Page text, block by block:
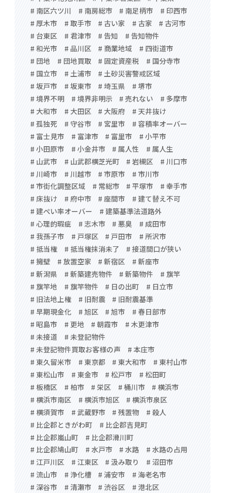
# 南区六ツ川
# 南房総市 # 南足柄市
# 印西市
# 厚木市
# 取手市 # 古い家 # 古家
# 古河市
# 台東区
# 君津市 # 告知
# 告知物件
# 和光市
# 品川区 # 商業地域
# 四街道市
# 団地
# 団地買取 # 固定資産税
# 国分寺市
# 国立市
# 土浦市
# 土砂災害警戒区域
# 坂戸市
# 坂東市 # 埼玉県
# 堺市
# 境界不明
# 境界非明示 # 売れない
# 多摩市
# 大和市
# 大田区 # 大阪府
# 天井抜け
# 孤独死
# 守谷市 # 宮里市
# 容積率オーバー
# 富士見市
# 富津市 # 富里市
# 小平市
# 小田原市
# 小金井市 # 属人性
# 属人生
# 山武市
# 山武郡横芝光町 # 岩槻区
# 川口市
# 川崎市
# 川越市 # 市原市
# 市川市
# 市街化調整区域
# 常総市 # 平塚市
# 幸手市
# 床抜け
# 府中市 # 座間市
# 建て替え不可
# 建ぺい率オーバー
# 建築基準法道路外
# 心理的瑕疵
# 志木市 # 悪臭
# 成田市
# 我孫子市
# 戸塚区 # 戸田市
# 所沢市
# 抵当権
# 抵当権抹消未了
# 接道間口が狭い
# 擁壁
# 放置空家 # 新宿区
# 新座市
# 新潟県
# 新築建売物件 # 新築物件
# 旗竿
# 旗竿地
# 旗竿物件 # 日の出町
# 日立市
# 旧法地上権
# 旧耐震
# 旧耐震基準
# 早期現金化
# 旭区 # 旭市
# 春日部市
# 昭島市
# 更地 # 朝霞市
# 木更津市
# 未接道
# 未登記物件
# 未登記物件買取お客様の声
# 本庄市
# 東久留米市
# 東京都 # 東大和市
# 東村山市
# 東松山市
# 東金市 # 松戸市
# 松田町
# 板橋区
# 柏市 # 栄区 # 桶川市
# 横浜市
# 横浜市南区
# 横浜市旭区
# 横浜市泉区
# 横須賀市
# 武蔵野市 # 残置物
# 殺人
# 比企郡ときがわ町
# 比企郡吉見町
# 比企郡嵐山町
# 比企郡滑川町
# 比企郡鳩山町
# 水戸市 # 水路
# 水路の占用
# 江戸川区
# 江東区 # 汲み取り
# 沼田市
# 流山市
# 浄化槽 # 浦安市
# 海老名市
# 深谷市
# 清瀬市 # 渋谷区
# 港北区